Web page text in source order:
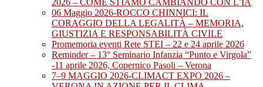
2026 – COME STIAMO CAMBIANDO CON L’IA
06 Maggio 2026-ROCCO CHINNICI: IL
CORAGGIO DELLA LEGALITÀ – MEMORIA,
GIUSTIZIA E RESPONSABILITÀ CIVILE
Promemoria eventi Rete STEI – 22 e 24 aprile 2026
Reminder – 13° Seminario Infanzia “Punto e Virgola”
-11 aprile 2026, Copernico Pasoli – Verona
7–9 MAGGIO 2026-CLIMACT EXPO 2026 –